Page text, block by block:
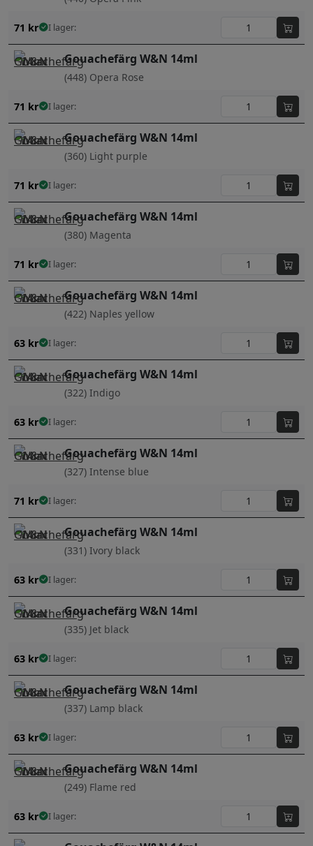
71 kr I lager:
Gouachefärg W&N 14ml
(448) Opera Rose
71 kr I lager:
Gouachefärg W&N 14ml
(360) Light purple
71 kr I lager:
Gouachefärg W&N 14ml
(380) Magenta
71 kr I lager:
Gouachefärg W&N 14ml
(422) Naples yellow
63 kr I lager:
Gouachefärg W&N 14ml
(322) Indigo
63 kr I lager:
Gouachefärg W&N 14ml
(327) Intense blue
71 kr I lager:
Gouachefärg W&N 14ml
(331) Ivory black
63 kr I lager:
Gouachefärg W&N 14ml
(335) Jet black
63 kr I lager:
Gouachefärg W&N 14ml
(337) Lamp black
63 kr I lager:
Gouachefärg W&N 14ml
(249) Flame red
63 kr I lager: